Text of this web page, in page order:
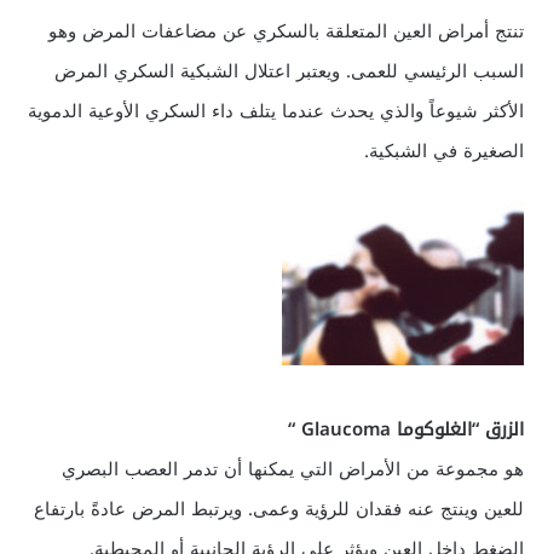
تنتج أمراض العين المتعلقة بالسكري عن مضاعفات المرض وهو
السبب الرئيسي للعمى. ويعتبر اعتلال الشبكية السكري المرض
الأكثر شيوعاً والذي يحدث عندما يتلف داء السكري الأوعية الدموية
الصغيرة في الشبكية.
الزرق “الغلوكوما Glaucoma “
هو مجموعة من الأمراض التي يمكنها أن تدمر العصب البصري
للعين وينتج عنه فقدان للرؤية وعمى. ويرتبط المرض عادةً بارتفاع